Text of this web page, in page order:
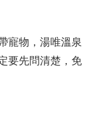
寵物，湯唯溫泉
要先問清楚，免